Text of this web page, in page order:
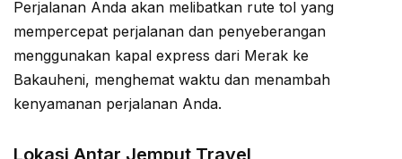
Perjalanan Anda akan melibatkan rute tol yang
mempercepat perjalanan dan penyeberangan
menggunakan kapal express dari Merak ke
Bakauheni, menghemat waktu dan menambah
kenyamanan perjalanan Anda.
Lokasi Antar Jemput Travel